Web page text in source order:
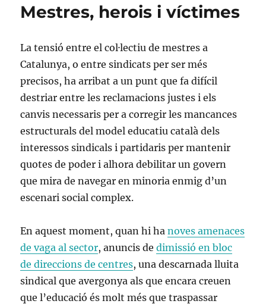
convivència
Mestres, herois i víctimes
La tensió entre el col·lectiu de mestres a
Catalunya, o entre sindicats per ser més
precisos, ha arribat a un punt que fa difícil
destriar entre les reclamacions justes i els
canvis necessaris per a corregir les mancances
estructurals del model educatiu català dels
interessos sindicals i partidaris per mantenir
quotes de poder i alhora debilitar un govern
que mira de navegar en minoria enmig d’un
escenari social complex.
En aquest moment, quan hi hanoves amenaces
de vaga al sector, anuncis dedimissió en bloc
de direccions de centres, una descarnada lluita
sindical que avergonya als que encara creuen
que l’educació és molt més que traspassar